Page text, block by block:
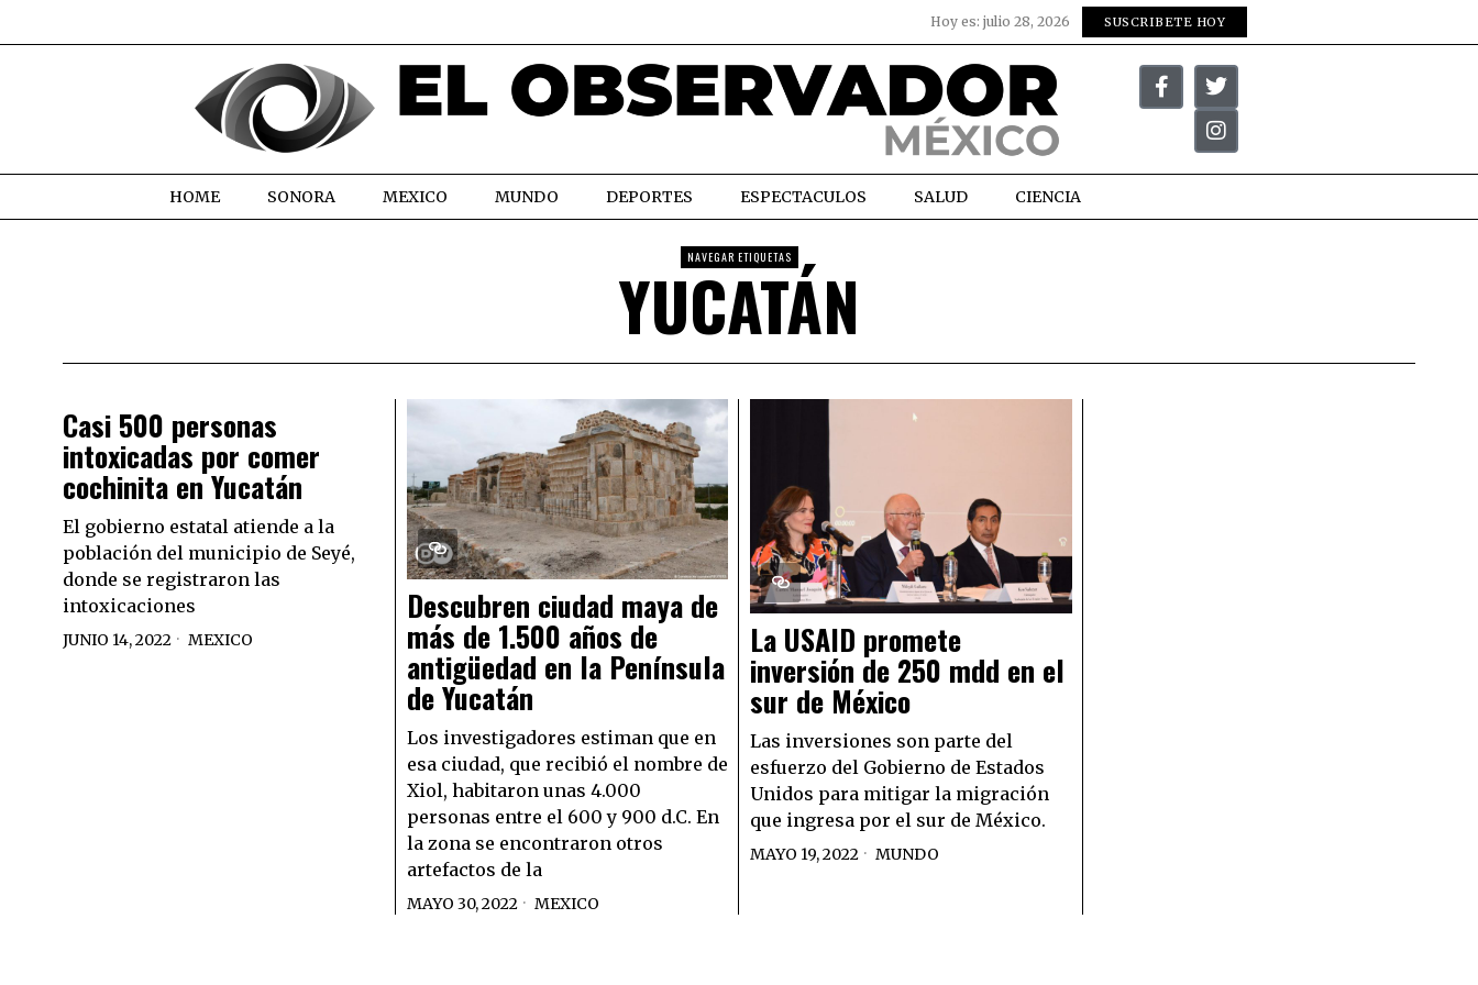
Hoy es: julio 28, 2026 SUSCRIBETE HOY
HOME SONORA MEXICO MUNDO DEPORTES ESPECTACULOS SALUD CIENCIA
NAVEGAR ETIQUETAS
YUCATÁN
Casi 500 personas
intoxicadas por comer
cochinita en Yucatán
El gobierno estatal atiende a la
población del municipio de Seyé,
donde se registraron las
intoxicaciones
JUNIO 14, 2022 MEXICO
Descubren ciudad maya de
más de 1.500 años de
antigüedad en la Península
de Yucatán
Los investigadores estiman que en
esa ciudad, que recibió el nombre de
Xiol, habitaron unas 4.000
personas entre el 600 y 900 d.C. En
la zona se encontraron otros
artefactos de la
MAYO 30, 2022 MEXICO
La USAID promete
inversión de 250 mdd en el
sur de México
Las inversiones son parte del
esfuerzo del Gobierno de Estados
Unidos para mitigar la migración
que ingresa por el sur de México.
MAYO 19, 2022 MUNDO